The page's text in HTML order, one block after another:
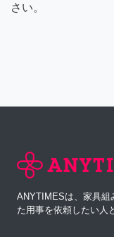
さい。
ANYTIMESは、家具組
た用事を依頼したい人